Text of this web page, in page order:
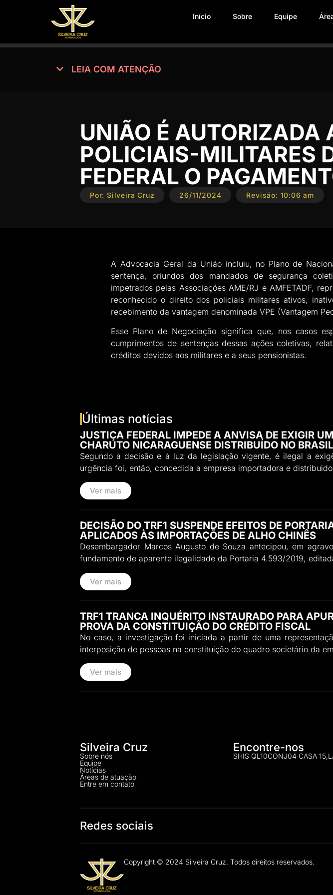
Início Sobre Equipe
LEIA COM ATENÇÃO
UNIÃO É AUTORIZADA
POLICIAIS-MILITARES
FEDERAL O
Por: Silveira Cruz 26/11/2024 Revisão: 10:06 am
A Advocacia Geral da União incluiu, no Plano de
sentença, oriundos dos mandados de segurança
impetrados pelas Associações AME/RJ e AMFETADF,
reconhecido o direito dos policiais militares ativos,
recebimento da vantagem denominada VPE (Vantagem
Esse Plano de Negociação significa que, nos casos
cumprimentos de sentenças dessas ações coletivas,
créditos devidos aos militares e a seus pensionistas.
Últimas notícias
JUSTIÇA FEDERAL IMPEDE A ANVISA DE EXIGIR
CHARUTO NICARAGUENSE DISTRIBUÍDO NO BRASIL
Segundo a decisão e à luz da legislação vigente, é ilegal a
urgência foi, então, concedida a empresa importadora e
Ver mais
DECISÃO DO TRF1 SUSPENDE EFEITOS DE
APLICADOS ÀS IMPORTAÇÕES DE ALHO CHINÊS
Desembargador Marcos Augusto de Souza antecipou, em
fundamento de aparente ilegalidade da Portaria 4.593/2019,
Ver mais
TRF1 TRANCA INQUÉRITO INSTAURADO PARA
PROVA DA CONSTITUIÇÃO DO CRÉDITO FISCAL
No caso, a investigação foi iniciada a partir de uma
interposição de pessoas na constituição do quadro societário da
Ver mais
Silveira Cruz
Sobre nós
Equipe
Notícias
Áreas de atuação
Entre em contato
Encontre-nos
SHIS QL10CONJ04 CASA
Redes sociais
Copyright © 2024 Silveira Cruz. Todos direitos reservados.